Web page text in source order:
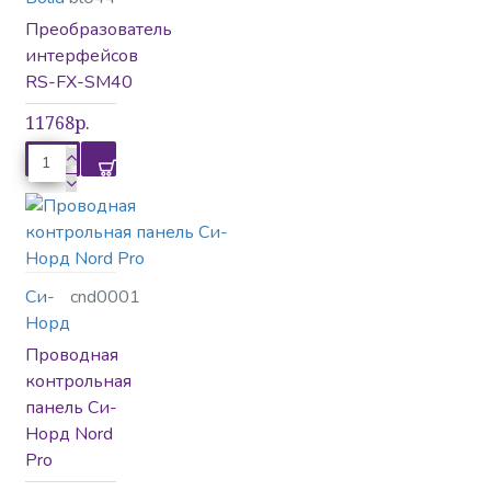
Релион Ростов-Дон
Си-Норд
Преобразователь
интерфейсов
RS-FX-SM40
11768р.
Си-
Норд
cnd0001
Проводная
контрольная
панель Си-
Норд Nord
Pro